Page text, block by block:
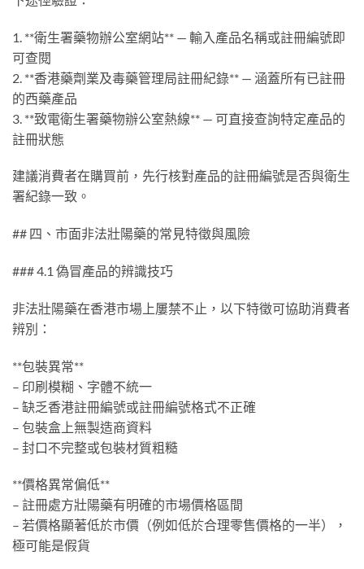
1. **衛生署藥物辦公室網站** — 輸入產品名稱或註冊編號即
可查閱
2. **香港藥劑業及毒藥管理局註冊紀錄** — 涵蓋所有已註冊
的西藥產品
3. **致電衛生署藥物辦公室熱線** — 可直接查詢特定產品的
註冊狀態
建議消費者在購買前，先行核對產品的註冊編號是否與衛生
署紀錄一致。
## 四、市面非法壯陽藥的常見特徵與風險
### 4.1 偽冒產品的辨識技巧
非法壯陽藥在香港市場上屢禁不止，以下特徵可協助消費者
辨別：
**包裝異常**
– 印刷模糊、字體不統一
– 缺乏香港註冊編號或註冊編號格式不正確
– 包裝盒上無製造商資料
– 封口不完整或包裝材質粗糙
**價格異常偏低**
– 註冊處方壯陽藥有明確的市場價格區間
– 若價格顯著低於市價（例如低於合理零售價格的一半），
極可能是假貨